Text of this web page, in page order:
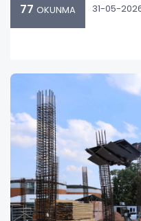
77 OKUNMA 31-05-